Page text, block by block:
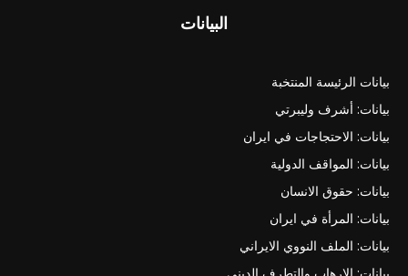
البيانات
بيانات الرئيسة المنتخبة
بيانات: أشرف وليبرتي
بيانات: الاحتجاجات في ايران
بيانات: المواقف الدولية
بيانات: حقوق الانسان
بيانات: المرأة في ايران
بيانات: الملف النووي الايراني
بيانات: الارهاب والتطرف الديني